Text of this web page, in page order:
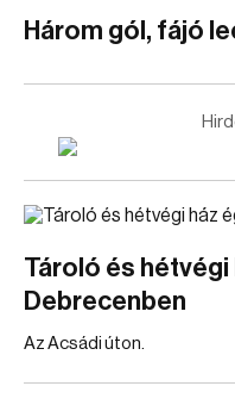
Három gól, fájó
Tároló és
Debrecenben
Az Acsádi úton.